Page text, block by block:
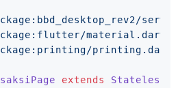
material.dart'
printing.dart'
extends